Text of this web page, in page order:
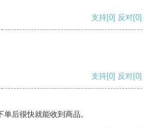
支持[0] 反对[0]
支持[0] 反对[0]
后很快就能收到商品。